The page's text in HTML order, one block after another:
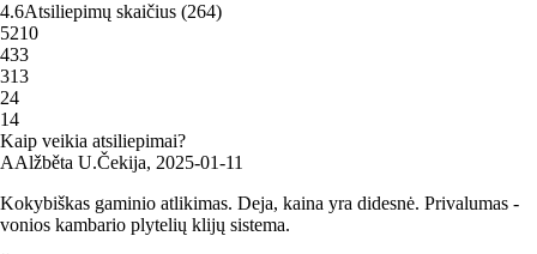
4.6Atsiliepimų skaičius (264)
5210
433
313
24
14
Kaip veikia atsiliepimai?
AAlžběta U.Čekija, 2025‑01‑11
Kokybiškas gaminio atlikimas. Deja, kaina yra didesnė. Privalumas -
vonios kambario plytelių klijų sistema.